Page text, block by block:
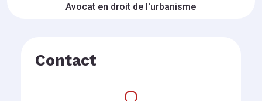
Avocat en droit de l'urbanisme
Contact